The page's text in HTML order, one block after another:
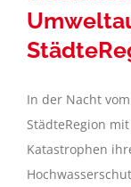
In der Nacht
StädteRegion
Katastrophen